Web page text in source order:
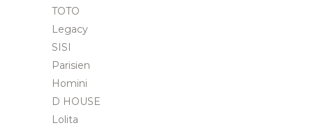
TOTO
Legacy
SISI
Parisien
Homini
D HOUSE
Lolita